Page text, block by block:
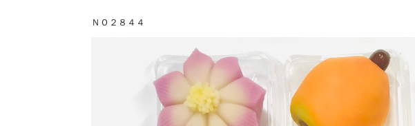
ＮＯ２８４４